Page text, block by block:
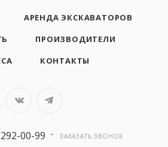
АРЕНДА ЭКСКАВАТОРОВ
ПРОИЗВОДИТЕЛИ
КОНТАКТЫ
00-99 ЗАКАЗАТЬ ЗВОНОК